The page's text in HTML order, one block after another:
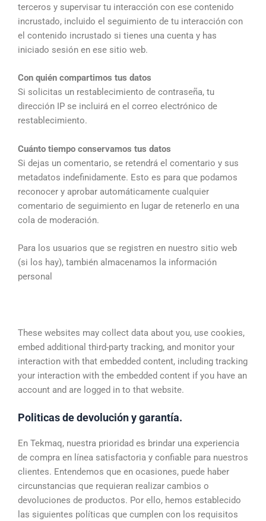
terceros y supervisar tu interacción con ese contenido
incrustado, incluido el seguimiento de tu interacción con
el contenido incrustado si tienes una cuenta y has
iniciado sesión en ese sitio web.
Con quién compartimos tus datos
Si solicitas un restablecimiento de contraseña, tu
dirección IP se incluirá en el correo electrónico de
restablecimiento.
Cuánto tiempo conservamos tus datos
Si dejas un comentario, se retendrá el comentario y sus
metadatos indefinidamente. Esto es para que podamos
reconocer y aprobar automáticamente cualquier
comentario de seguimiento en lugar de retenerlo en una
cola de moderación.
Para los usuarios que se registren en nuestro sitio web
(si los hay), también almacenamos la información
personal
These websites may collect data about you, use cookies,
embed additional third-party tracking, and monitor your
interaction with that embedded content, including tracking
your interaction with the embedded content if you have an
account and are logged in to that website.
Politicas de devolución y garantía.
En Tekmaq, nuestra prioridad es brindar una experiencia
de compra en línea satisfactoria y confiable para nuestros
clientes. Entendemos que en ocasiones, puede haber
circunstancias que requieran realizar cambios o
devoluciones de productos. Por ello, hemos establecido
las siguientes políticas que cumplen con los requisitos